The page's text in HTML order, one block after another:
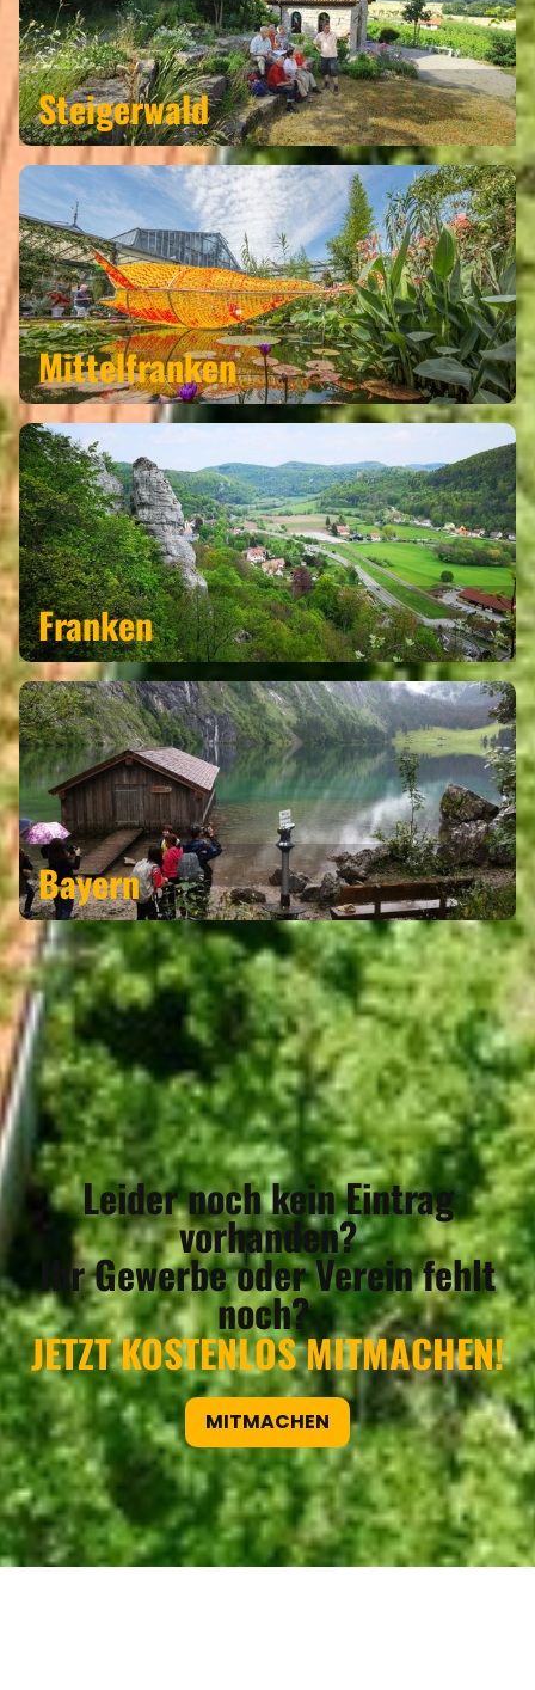
REGIONEN
ORTE
Steigerwald
Mittelfranken
Franken
Bayern
Leider noch kein Eintrag
vorhanden?
Ihr Gewerbe oder Verein fehlt
noch?
JETZT KOSTENLOS MITMACHEN!
MITMACHEN